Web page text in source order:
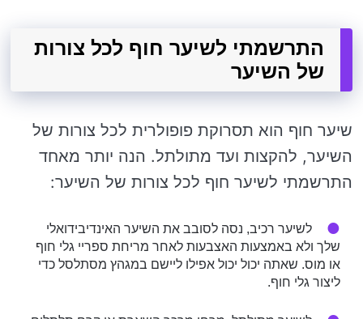
התרשמתי לשיער חוף לכל צורות
של השיער
שיער חוף הוא תסרוקת פופולרית לכל צורות של
השיער, להקצות ועד מתולתל. הנה יותר מאחד
התרשמתי לשיער חוף לכל צורות של השיער:
לשיער רכיב, נסה לסובב את השיער האינדיבידואלי
שלך ולא באמצעות האצבעות לאחר מריחת ספריי גלי חוף
או מוס. שאתה יכול יכול אפילו ליישם במגהץ מסתלסל כדי
ליצור גלי חוף.